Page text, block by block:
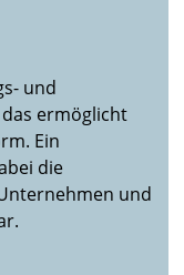
und
ermöglicht
Ein
die
und